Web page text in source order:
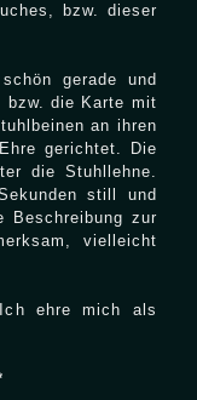
bzw. dieser
gerade und
bzw. die Karte mit
an ihren
gerichtet. Die
die Stuhllehne.
still und
zur
vielleicht
ehre mich als